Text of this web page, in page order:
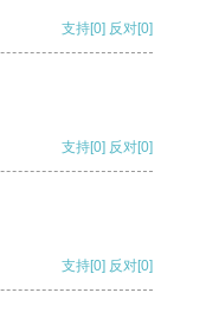
支持[0] 反对[0]
支持[0] 反对[0]
支持[0] 反对[0]